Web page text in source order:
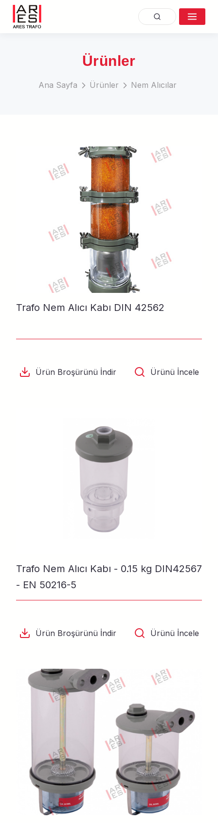
Ürünler
Ana Sayfa Ürünler Nem Alıcılar
Trafo Nem Alıcı Kabı DIN 42562
Ürün Broşürünü İndir Ürünü İncele
Trafo Nem Alıcı Kabı - 0.15 kg DIN42567
- EN 50216-5
Ürün Broşürünü İndir Ürünü İncele